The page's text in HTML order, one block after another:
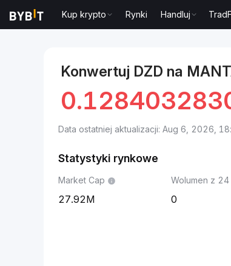
Kup krypto Rynki Handluj
Konwertuj DZD na
Data ostatniej aktualizacji: Aug 6, 2026,
Statystyki rynkowe
Market Cap
27.92M
Wolumen z
0